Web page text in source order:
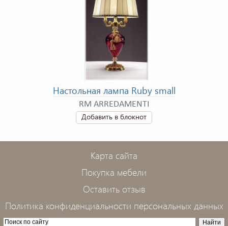
Настольная лампа Ruby small
RM ARREDAMENTI
Добавить в блокнот
Карта сайта
Покупка мебели
Оставить отзыв
Политика конфиденциальности персональных данных